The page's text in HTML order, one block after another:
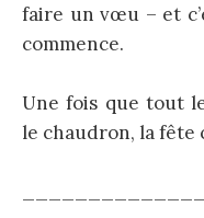
faire un vœu – et
commence.
Une fois que tout
le chaudron, la fête